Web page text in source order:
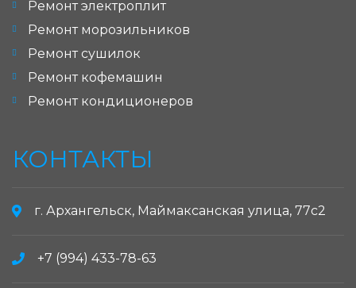
Ремонт электроплит
Ремонт морозильников
Ремонт сушилок
Ремонт кофемашин
Ремонт кондиционеров
КОНТАКТЫ
г. Архангельск, Маймаксанская улица, 77с2
+7 (994) 433-78-63